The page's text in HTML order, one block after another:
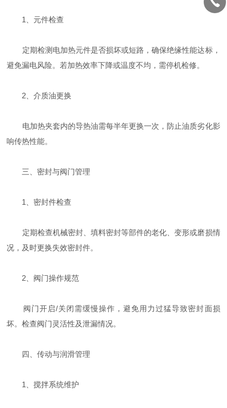
‌1、元件检查‌
定期检测电加热元件是否损坏或短路，确保绝缘性能达标，
避免漏电风险‌。若加热效率下降或温度不均，需停机检修‌。
‌2、介质油更换‌
电加热夹套内的导热油需每半年更换一次，防止油质劣化影
响传热性能‌。
三、‌密封与阀门管理‌
‌1、密封件检查‌
定期检查机械密封、填料密封等部件的老化、变形或磨损情
况，及时更换失效密封件‌。
‌2、阀门操作规范‌
阀门开启/关闭需缓慢操作，避免用力过猛导致密封面损
坏‌。检查阀门灵活性及泄漏情况‌。
四、‌传动与润滑管理‌
‌1、搅拌系统维护‌